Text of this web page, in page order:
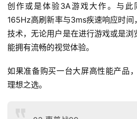
创作或是体验3A游戏大作。与此
165Hz高刷新率与3ms疾速响应时
技术，无论用户是在进行游戏或是
能拥有流畅的视觉体验。
如果准备购买一台大屏高性能产品
理想之选。